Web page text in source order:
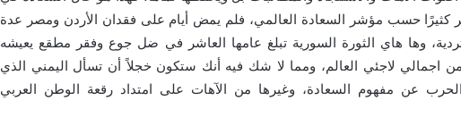
كثيرًا حسب مؤشر السعادة العالمي، فلم يمض أيام على فقدان الأردن ومصر عدة
وها هاي الثورة السورية تبلغ عامها العاشر في ضل جوع وفقر مطقع يعيشه
السوري الذي بات يشكل 8.25% من اجمالي لاجئي العالم، ومما لا شك فيه أنك ستكون خجلاً أن تسأل اليمني الذي
عن مفهوم السعادة، وغيرها من الآهات على امتداد رقعة الوطن العربي